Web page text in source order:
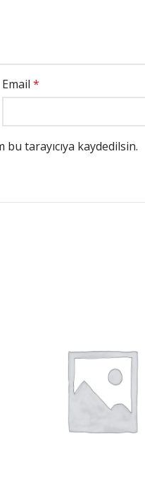
Email *
tarayıcıya kaydedilsin.